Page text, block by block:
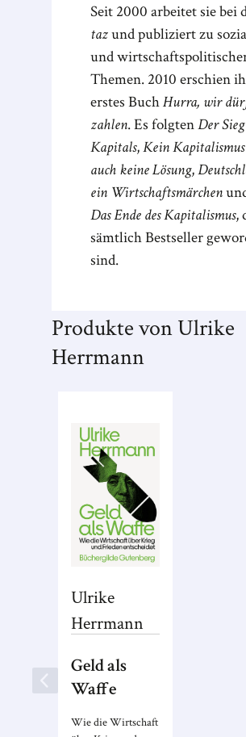
Seit 2000 arbeitet sie bei
tazund publiziert zu
und
Themen. 2010 erschien
erstes BuchHurra, wir
zahlen. Es folgtenDer Sieg
Kapitals,Kein
auch keine Lösung,
ein Wirtschaftsmärchen
Das Ende des Kapitalismus,
sämtlich Bestseller
sind.
Produkte von Ulrike
Herrmann
Ulrike
Herrmann
Geld als
Waffe
Wie die Wirtschaft